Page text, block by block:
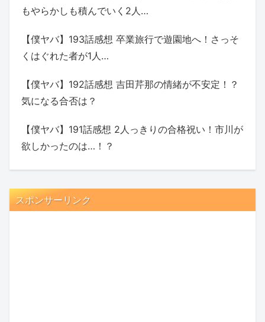
もやらかしも積んでいく2人…
【僕ヤバ】193話感想 卒業旅行で遊園地へ！さっそ
くはぐれた者が1人…
【僕ヤバ】192話感想 吉田芹那の情緒が不安定！？
気になる合否は？
【僕ヤバ】191話感想 2人っきりの合格祝い！市川が
欲しかったのは…！？
スポンサーリンク